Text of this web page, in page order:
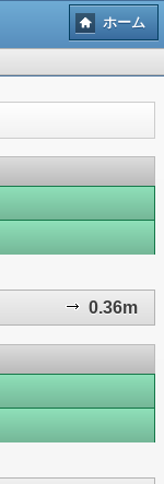
ホーム
0.36m